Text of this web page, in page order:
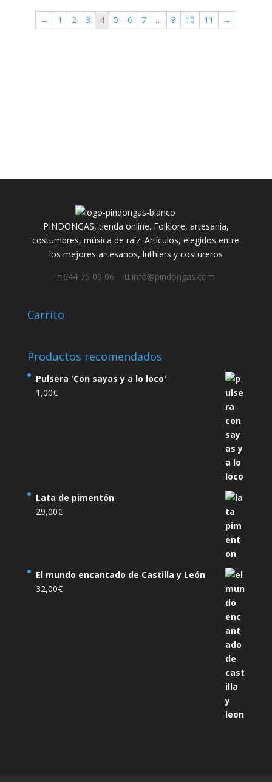
← 1 2 3 4 5 6 7 … 9 10 11 →
PINDONGAS, tienda online. Folklore, artesanía,
costumbres, música de raíz. Artículos, elegidos entre
los mejores artesanos, luthiers y costureros
644 75 09 06
info@pindongas.com
Carrito
Productos recomendados
Pulsera 'Con sayas y a lo loco'
1,00€
Lata de pimentón
29,00€
El mundo encantado de Castilla y León
32,00€